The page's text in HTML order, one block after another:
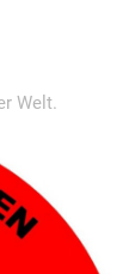
Welt.